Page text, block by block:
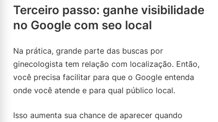
Terceiro passo: ganhe visibilidade
no Google com seo local
Na prática, grande parte das buscas por
ginecologista tem relação com localização. Então,
você precisa facilitar para que o Google entenda
onde você atende e para qual público local.
Isso aumenta sua chance de aparecer quando